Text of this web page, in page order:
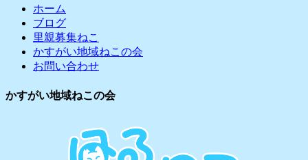
ホーム
ブログ
里親募集ねこ
かすがい地域ねこの会
お問い合わせ
かすがい地域ねこの会